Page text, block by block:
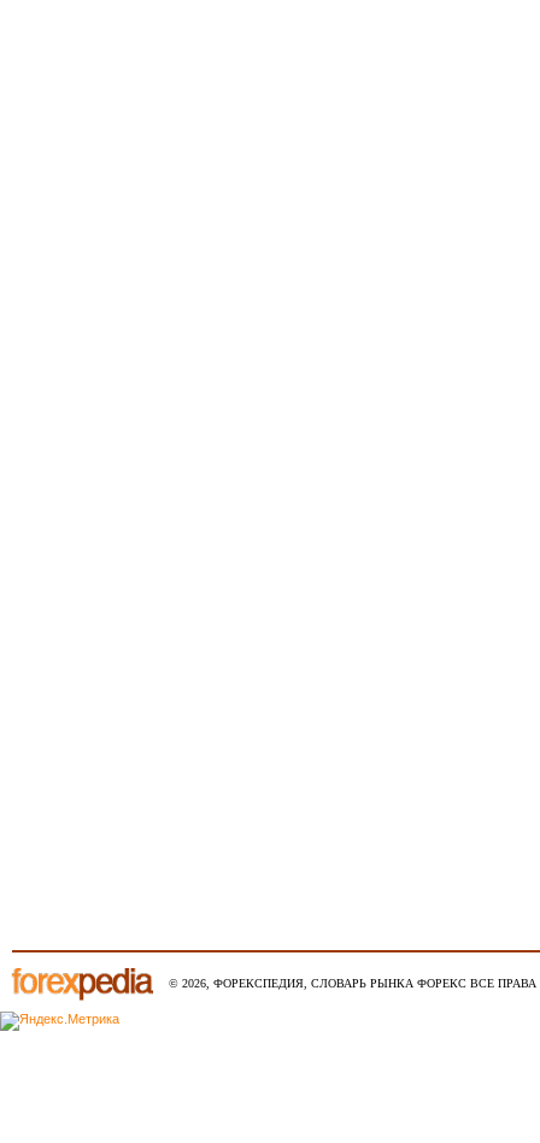
© 2026, ФОРЕКСПЕДИЯ, СЛОВАРЬ РЫНКА ФОРЕКС ВСЕ